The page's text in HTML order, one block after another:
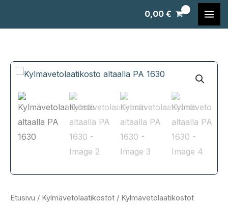
0,00€
Etusivu / Kylmävetolaatikostot / Kylmävetolaatikostot